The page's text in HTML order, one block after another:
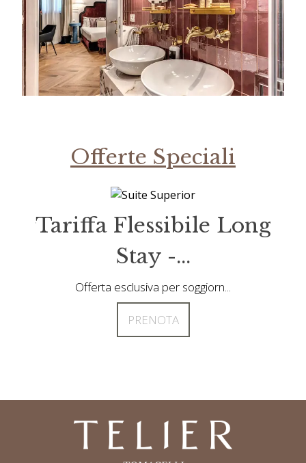
Offerte Speciali
LongTariffa Flessibile
Stay -...
Offerta esclusiva per soggiorn...